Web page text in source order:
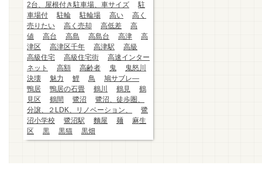
2台、屋根付き駐車場、車サイズ
駐
車場付
駐輪 駐輪場 高い
高く
売りたい
高く売却 高低差
高
値
高台 高島 高島台 高津
高
津区
高津区千年 高津駅
高級
高級住宅
高級住宅街
高速インター
ネット
高額 高齢者 鬼
鬼怒川
決壊
魅力 鯉 鳥
鳩サブレ―
鴨居
鴨居の石畳 鶴川 鶴見
鶴
見区
鶴間 鷺沼
鷺沼、徒歩圏、
分譲、２LDK、リノベーション、
鷺
沼小学校
鷺沼駅 麵屋 麺
麻生
区
黒 黒猫 黒畑